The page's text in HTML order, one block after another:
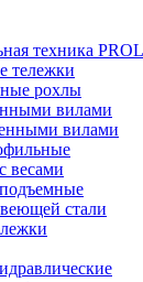
техника
тележки
рохлы
вилами
вилами
весами
стали